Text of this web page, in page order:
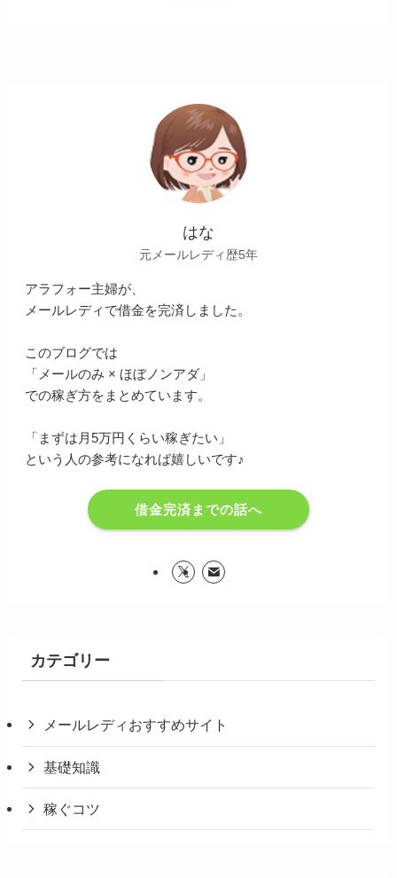
はな
元メールレディ歴5年
アラフォー主婦が、
メールレディで借金を完済しました。
このブログでは
「メールのみ × ほぼノンアダ」
での稼ぎ方をまとめています。
「まずは月5万円くらい稼ぎたい」
という人の参考になれば嬉しいです♪
借金完済までの話へ
カテゴリー
メールレディおすすめサイト
基礎知識
稼ぐコツ